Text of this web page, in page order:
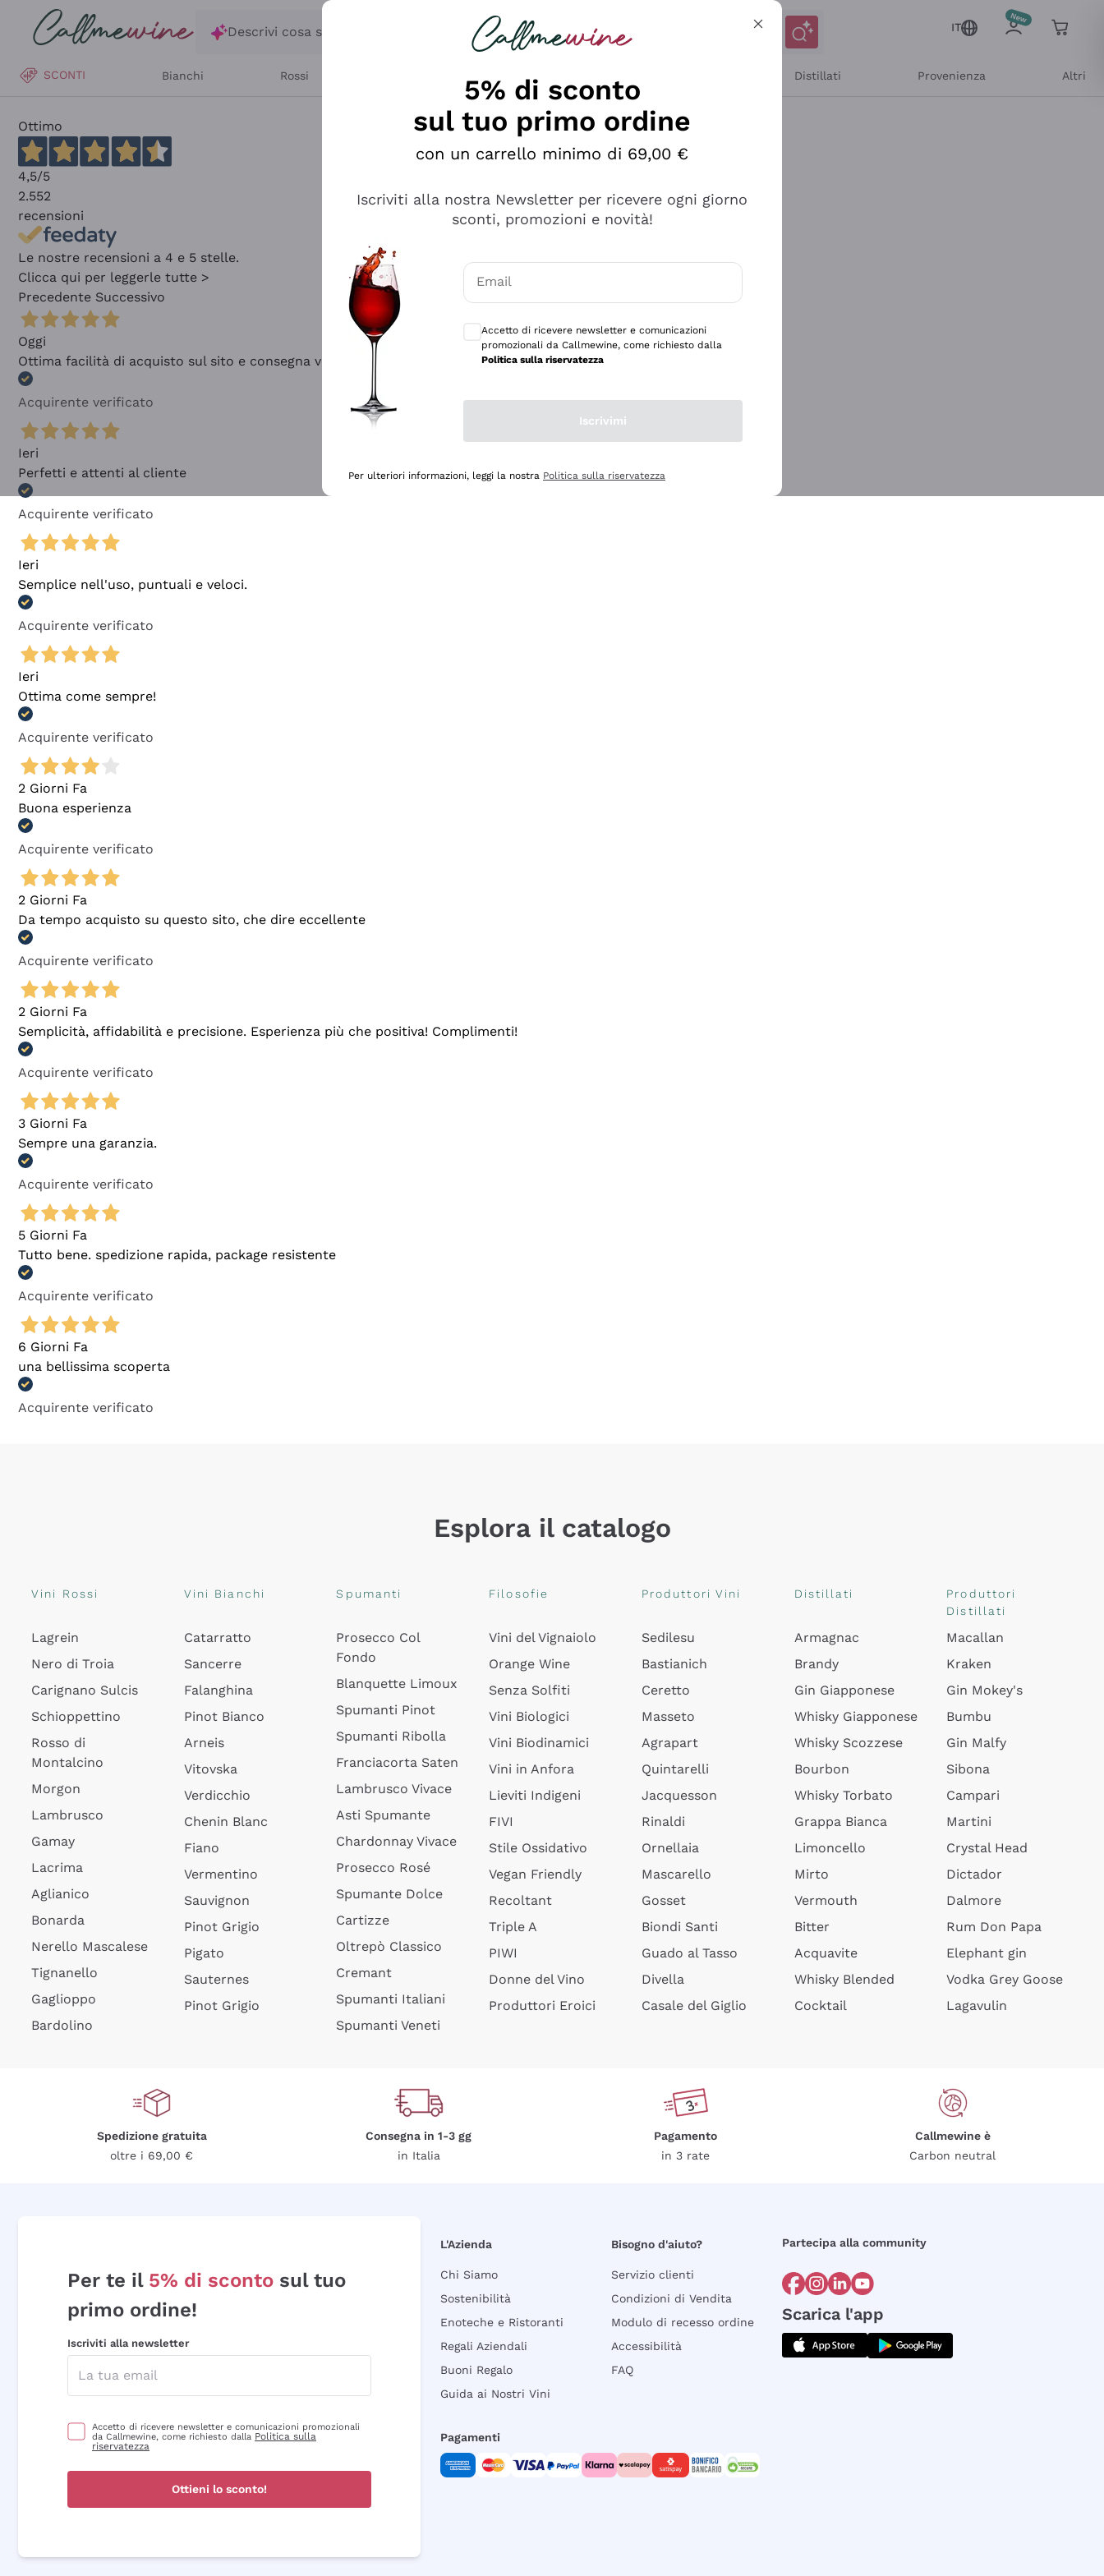
Salta al contenuto principale
Descrivi cosa stai cercando
IT
SCONTI Bianchi Rossi Distillati Provenienza Altri
Ottimo
4,5/5
2.552
recensioni
Le nostre recensioni a 4 e 5 stelle.
Clicca qui per leggerle tutte >
Precedente Successivo
Oggi
Ottima facilità di acquisto sul sito e consegna velocissima
Acquirente verificato
Ieri
Perfetti e attenti al cliente
Acquirente verificato
Ieri
Semplice nell'uso, puntuali e veloci.
Acquirente verificato
Ieri
Ottima come sempre!
Acquirente verificato
2 Giorni Fa
Buona esperienza
Acquirente verificato
2 Giorni Fa
Da tempo acquisto su questo sito, che dire eccellente
Acquirente verificato
2 Giorni Fa
Semplicità, affidabilità e precisione. Esperienza più che positiva! Complimenti!
Acquirente verificato
3 Giorni Fa
Sempre una garanzia.
Acquirente verificato
5 Giorni Fa
Tutto bene. spedizione rapida, package resistente
Acquirente verificato
6 Giorni Fa
una bellissima scoperta
Acquirente verificato
Esplora il catalogo
Vini Rossi
Lagrein
Nero di Troia
Carignano Sulcis
Schioppettino
Rosso di
Montalcino
Morgon
Lambrusco
Gamay
Lacrima
Aglianico
Bonarda
Nerello Mascalese
Tignanello
Gaglioppo
Bardolino
Vini Bianchi
Catarratto
Sancerre
Falanghina
Pinot Bianco
Arneis
Vitovska
Verdicchio
Chenin Blanc
Fiano
Vermentino
Sauvignon
Pinot Grigio
Pigato
Sauternes
Pinot Grigio
Spumanti
Prosecco Col
Fondo
Blanquette Limoux
Spumanti Pinot
Spumanti Ribolla
Franciacorta Saten
Lambrusco Vivace
Asti Spumante
Chardonnay Vivace
Prosecco Rosé
Spumante Dolce
Cartizze
Oltrepò Classico
Cremant
Spumanti Italiani
Spumanti Veneti
Filosofie
Vini del Vignaiolo
Orange Wine
Senza Solfiti
Vini Biologici
Vini Biodinamici
Vini in Anfora
Lieviti Indigeni
FIVI
Stile Ossidativo
Vegan Friendly
Recoltant
Triple A
PIWI
Donne del Vino
Produttori Eroici
Produttori Vini
Sedilesu
Bastianich
Ceretto
Masseto
Agrapart
Quintarelli
Jacquesson
Rinaldi
Ornellaia
Mascarello
Gosset
Biondi Santi
Guado al Tasso
Divella
Casale del Giglio
Distillati
Armagnac
Brandy
Gin Giapponese
Whisky Giapponese
Whisky Scozzese
Bourbon
Whisky Torbato
Grappa Bianca
Limoncello
Mirto
Vermouth
Bitter
Acquavite
Whisky Blended
Cocktail
Produttori
Distillati
Macallan
Kraken
Gin Mokey's
Bumbu
Gin Malfy
Sibona
Campari
Martini
Crystal Head
Dictador
Dalmore
Rum Don Papa
Elephant gin
Vodka Grey Goose
Lagavulin
Spedizione gratuita
oltre i 69,00 €
Consegna in 1-3 gg
in Italia
Pagamento
in 3 rate
Callmewine è
Carbon neutral
Per te il 5% di sconto sul tuo
primo ordine!
Iscriviti alla newsletter
Accetto di ricevere newsletter e comunicazioni promozionali
da Callmewine, come richiesto dalla Politica sulla
riservatezza
Ottieni lo sconto!
L'Azienda
Chi Siamo
Sostenibilità
Enoteche e Ristoranti
Regali Aziendali
Buoni Regalo
Guida ai Nostri Vini
Bisogno d'aiuto?
Servizio clienti
Condizioni di Vendita
Modulo di recesso ordine
Accessibilità
FAQ
Partecipa alla community
Scarica l'app
Pagamenti
5% di sconto
sul tuo primo ordine
con un carrello minimo di 69,00 €
Iscriviti alla nostra Newsletter per ricevere ogni giorno
sconti, promozioni e novità!
Email
Accetto di ricevere newsletter e comunicazioni
promozionali da Callmewine, come richiesto dalla
Politica sulla riservatezza
Iscrivimi
Per ulteriori informazioni, leggi la nostra Politica sulla riservatezza